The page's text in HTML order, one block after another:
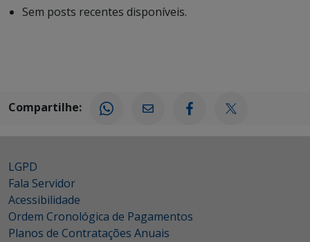
Sem posts recentes disponíveis.
Compartilhe:
LGPD
Fala Servidor
Acessibilidade
Ordem Cronológica de Pagamentos
Planos de Contratações Anuais